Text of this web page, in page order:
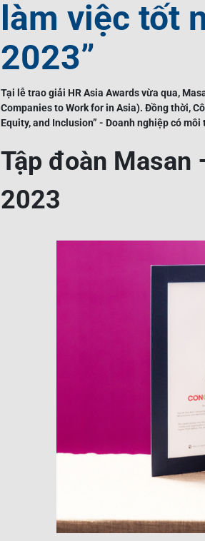
làm việc tốt
2023”
Tại lễ trao giải HR Asia Awards vừa qua,
Companies to Work for in Asia). Đồng thời,
Equity, and Inclusion” - Doanh nghiệp có
Tập đoàn Masan
2023